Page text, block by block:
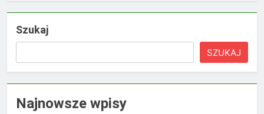
Szukaj
SZUKAJ
Najnowsze wpisy